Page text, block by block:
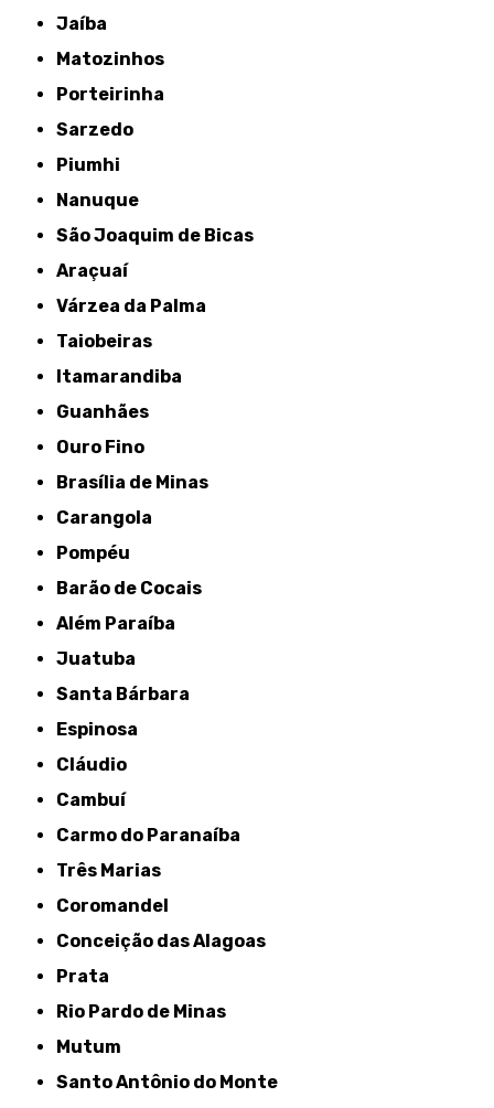
Jaíba
Matozinhos
Porteirinha
Sarzedo
Piumhi
Nanuque
São Joaquim de Bicas
Araçuaí
Várzea da Palma
Taiobeiras
Itamarandiba
Guanhães
Ouro Fino
Brasília de Minas
Carangola
Pompéu
Barão de Cocais
Além Paraíba
Juatuba
Santa Bárbara
Espinosa
Cláudio
Cambuí
Carmo do Paranaíba
Três Marias
Coromandel
Conceição das Alagoas
Prata
Rio Pardo de Minas
Mutum
Santo Antônio do Monte